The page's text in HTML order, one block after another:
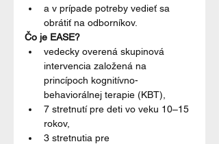
a v prípade potreby vedieť sa
obrátiť na odborníkov.
Čo je EASE?
vedecky overená skupinová
intervencia založená na
princípoch kognitívno-
behaviorálnej terapie (KBT),
7 stretnutí pre deti vo veku 10–15
rokov,
3 stretnutia pre